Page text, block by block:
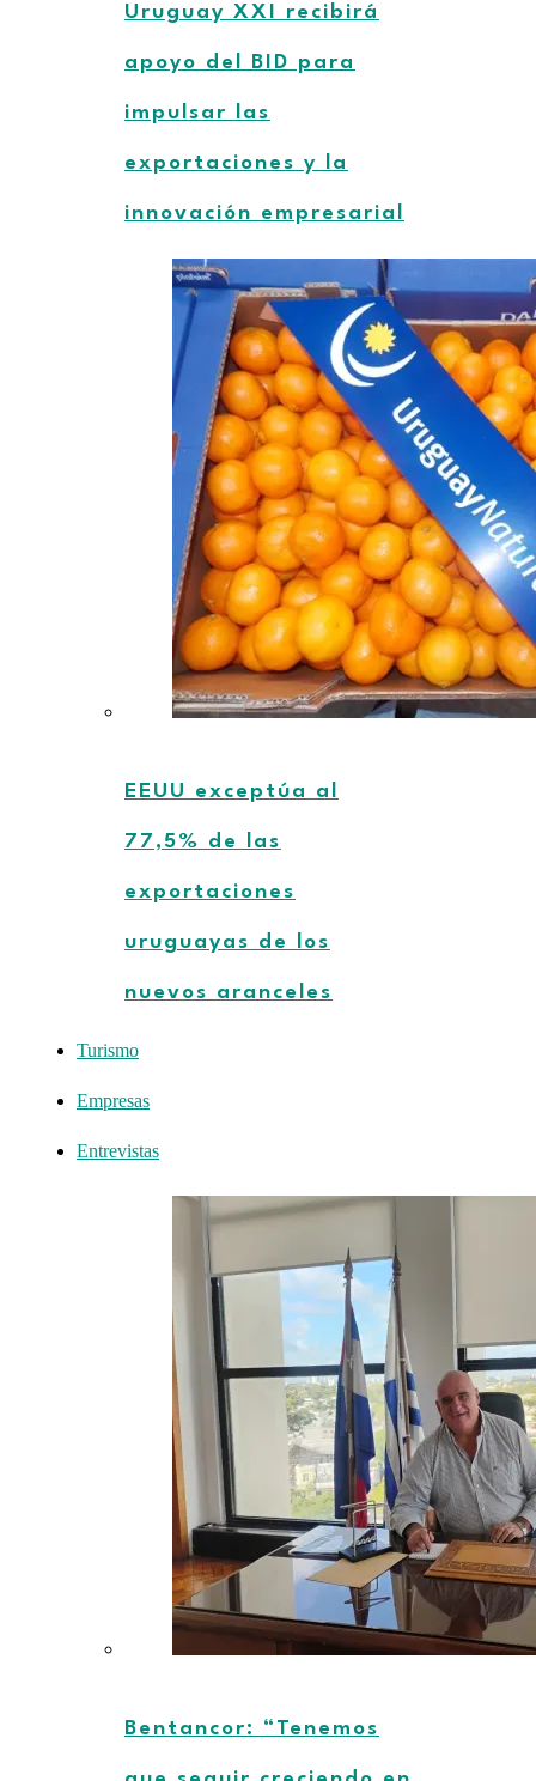
Uruguay XXI recibirá
apoyo del BID para
impulsar las
exportaciones y la
innovación empresarial
EEUU exceptúa al
77,5% de las
exportaciones
uruguayas de los
nuevos aranceles
Turismo
Empresas
Entrevistas
Bentancor: “Tenemos